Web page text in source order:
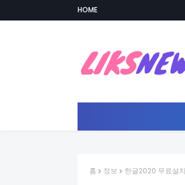
HOME
홈 정보 한글2020 무료설